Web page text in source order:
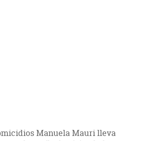
Manuela Mauri lleva